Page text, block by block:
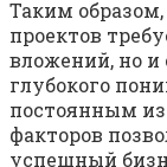
Таким
проектов
вложений, но и
глубокого
постоянным
факторов
успешный